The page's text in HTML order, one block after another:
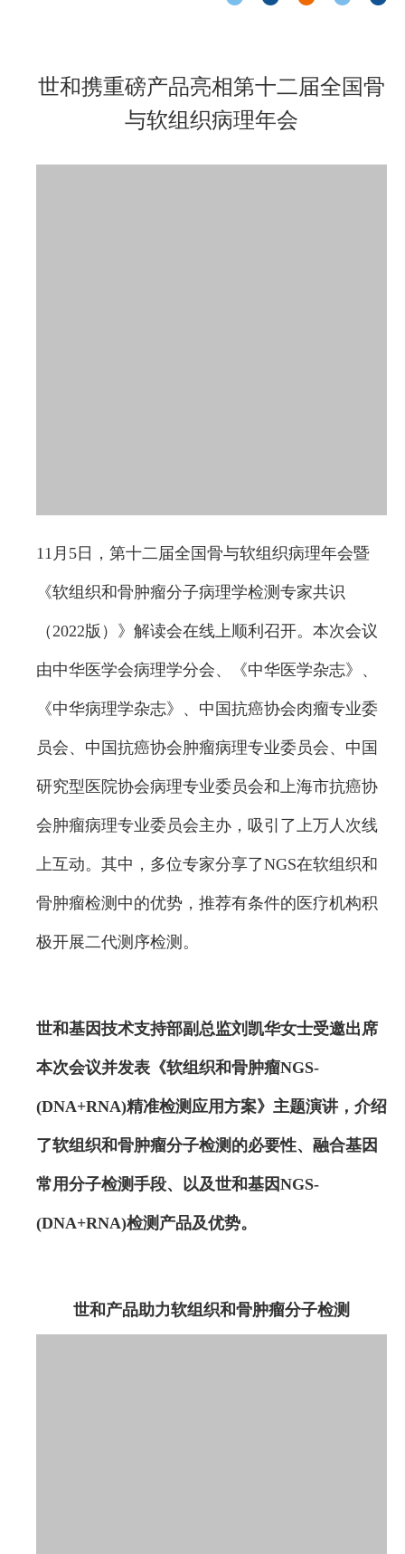
世和携重磅产品亮相第十二届全国骨
与软组织病理年会
11月5日，第十二届全国骨与软组织病理年会暨
《软组织和骨肿瘤分子病理学检测专家共识
（2022版）》解读会在线上顺利召开。本次会议
由中华医学会病理学分会、《中华医学杂志》、
《中华病理学杂志》、中国抗癌协会肉瘤专业委
员会、中国抗癌协会肿瘤病理专业委员会、中国
研究型医院协会病理专业委员会和上海市抗癌协
会肿瘤病理专业委员会主办，吸引了上万人次线
上互动。其中，多位专家分享了NGS在软组织和
骨肿瘤检测中的优势，推荐有条件的医疗机构积
极开展二代测序检测。
世和基因技术支持部副总监刘凯华女士受邀出席
本次会议并发表《软组织和骨肿瘤NGS-
(DNA+RNA)精准检测应用方案》主题演讲，介绍
了软组织和骨肿瘤分子检测的必要性、融合基因
常用分子检测手段、以及世和基因NGS-
(DNA+RNA)检测产品及优势。
世和产品助力软组织和骨肿瘤分子检测